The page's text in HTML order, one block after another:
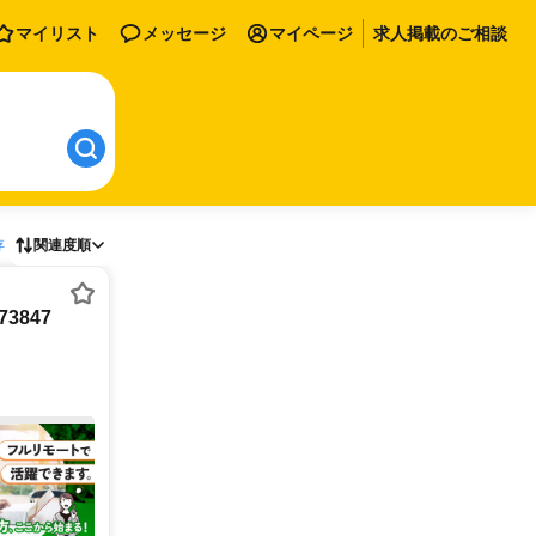
マイリスト メッセージ マイページ 求人掲載のご相談
関連度順